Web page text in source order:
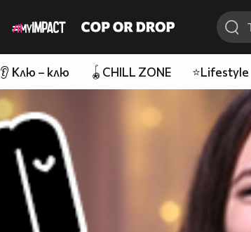
👂 Клю – клю 🪀CHILL ZONE ⭐Lifestyle